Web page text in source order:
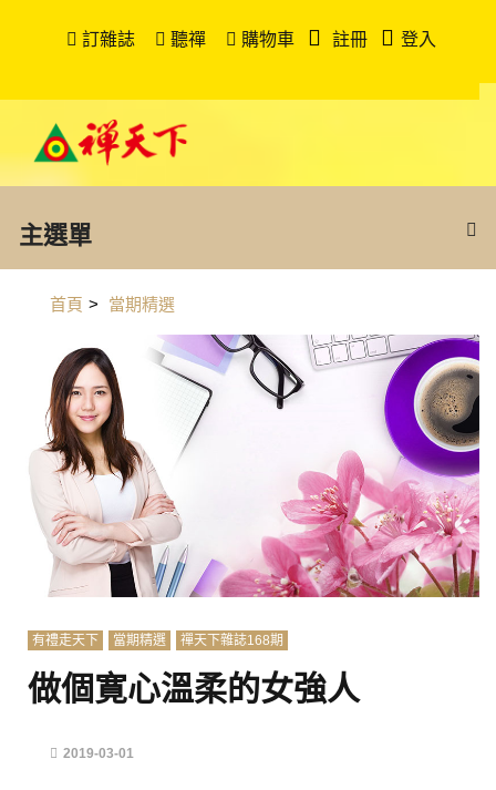
訂雜誌 聽禪 購物車 註冊 登入
主選單
首頁 > 當期精選
有禮走天下 當期精選 禪天下雜誌168期
做個寛心溫柔的女強人
2019-03-01